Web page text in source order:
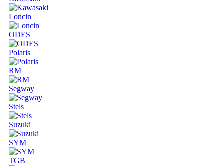
Loncin
ODES
Polaris
RM
Segway
Stels
Suzuki
SYM
TGB